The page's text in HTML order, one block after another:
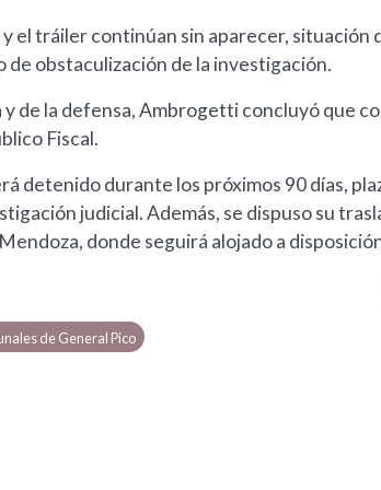
el tráiler continúan sin aparecer, situación
obstaculización de la investigación.
y de la defensa, Ambrogetti concluyó que
Fiscal.
detenido durante los próximos 90 días,
judicial. Además, se dispuso su
donde seguirá alojado a
de General Pico